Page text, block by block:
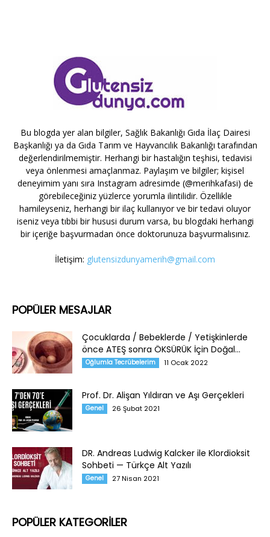
Bu blogda yer alan bilgiler, Sağlık Bakanlığı Gıda İlaç Dairesi
Başkanlığı ya da Gıda Tarım ve Hayvancılık Bakanlığı tarafından
değerlendirilmemiştir. Herhangi bir hastalığın teşhisi, tedavisi
veya önlenmesi amaçlanmaz. Paylaşım ve bilgiler; kişisel
deneyimim yanı sıra Instagram adresimde (@merihkafasi) de
görebileceğiniz yüzlerce yorumla ilintilidir. Özellikle
hamileyseniz, herhangi bir ilaç kullanıyor ve bir tedavi oluyor
iseniz veya tıbbi bir hususi durum varsa, bu blogdaki herhangi
bir içeriğe başvurmadan önce doktorunuza başvurmalısınız.
İletişim: glutensizdunyamerih@gmail.com
POPÜLER MESAJLAR
Çocuklarda / Bebeklerde / Yetişkinlerde
önce ATEŞ sonra ÖKSÜRÜK İçin Doğal...
Oğlumla Tecrübelerim 11 Ocak 2022
Prof. Dr. Alişan Yıldıran ve Aşı Gerçekleri
Genel 26 Şubat 2021
DR. Andreas Ludwig Kalcker ile Klordioksit
Sohbeti — Türkçe Alt Yazılı
Genel 27 Nisan 2021
POPÜLER KATEGORİLER